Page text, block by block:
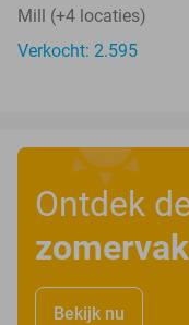
Mill (+4 locaties)
Verkocht: 2.595
Ontdek
Bekijk nu